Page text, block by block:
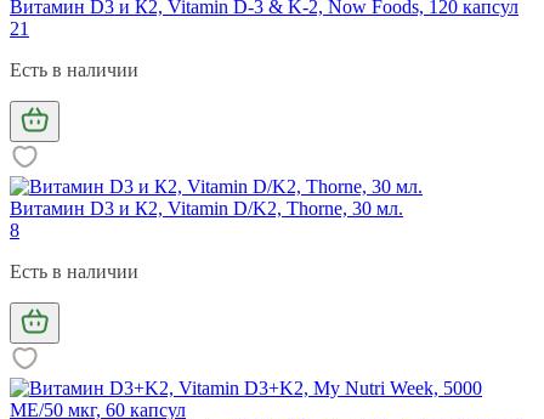
Витамин D3 и К2, Vitamin D-3 & K-2, Now Foods, 120 капсул
21
Есть в наличии
Витамин D3 и К2, Vitamin D/K2, Thorne, 30 мл.
8
Есть в наличии